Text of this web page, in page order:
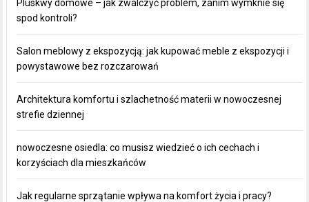
Pluskwy domowe – jak zwalczyć problem, zanim wymknie się
spod kontroli?
Salon meblowy z ekspozycją: jak kupować meble z ekspozycji i
powystawowe bez rozczarowań
Architektura komfortu i szlachetność materii w nowoczesnej
strefie dziennej
nowoczesne osiedla: co musisz wiedzieć o ich cechach i
korzyściach dla mieszkańców
Jak regularne sprzątanie wpływa na komfort życia i pracy?